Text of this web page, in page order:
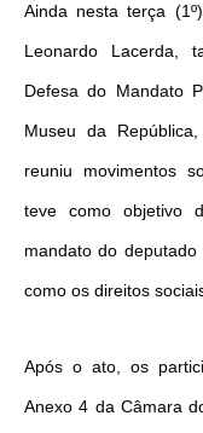
Ainda nesta terça
Leonardo Lacerda,
Defesa do Mandato
Museu da
reuniu movimentos
teve como objetivo
mandato do
como os direitos
Após o ato, os
Anexo 4 da Câmara